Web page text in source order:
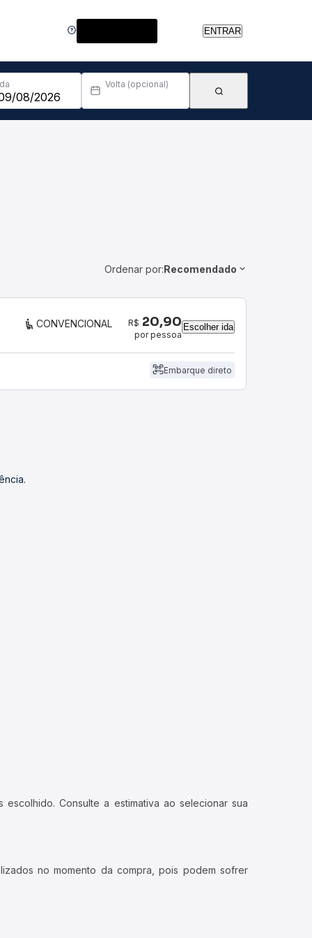
ENTRAR
Volta (opcional)
Ordenar por:Recomendado
CONVENCIONAL R$ 20,90
por pessoa
Escolher ida
Embarque direto
Consulte a estimativa ao selecionar sua
no momento da compra, pois podem sofrer